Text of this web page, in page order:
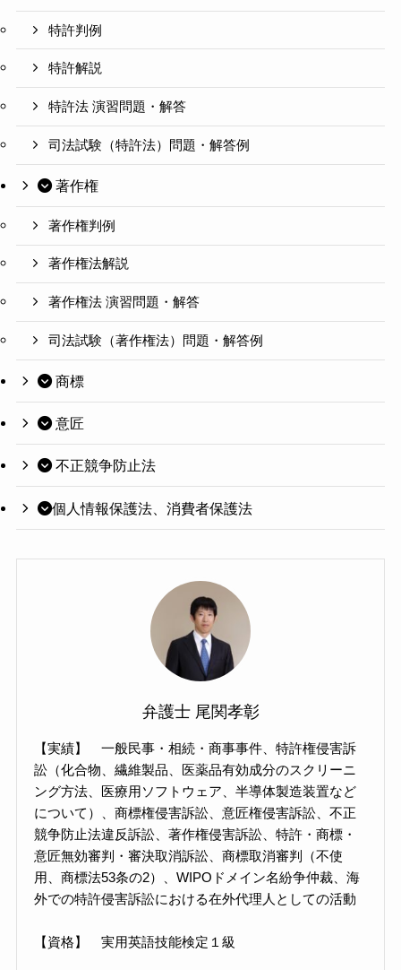
特許判例
特許解説
特許法 演習問題・解答
司法試験（特許法）問題・解答例
著作権
著作権判例
著作権法解説
著作権法 演習問題・解答
司法試験（著作権法）問題・解答例
商標
意匠
不正競争防止法
個人情報保護法、消費者保護法
弁護士 尾関孝彰
【実績】 一般民事・相続・商事事件、特許権侵害訴
訟（化合物、繊維製品、医薬品有効成分のスクリーニ
ング方法、医療用ソフトウェア、半導体製造装置など
について）、商標権侵害訴訟、意匠権侵害訴訟、不正
競争防止法違反訴訟、著作権侵害訴訟、特許・商標・
意匠無効審判・審決取消訴訟、商標取消審判（不使
用、商標法53条の2）、WIPOドメイン名紛争仲裁、海
外での特許侵害訴訟における在外代理人としての活動
【資格】 実用英語技能検定１級